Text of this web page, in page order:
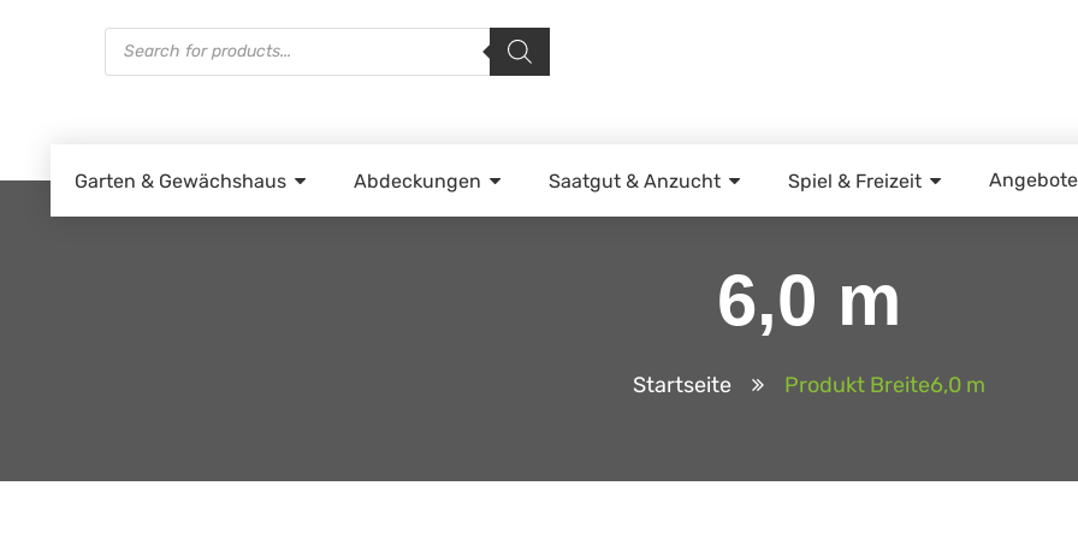
Products
Garten & Gewächshaus Abdeckungen Saatgut & Anzucht Spiel & Freizeit Angebote
6,0 m
Startseite Produkt Breite6,0 m